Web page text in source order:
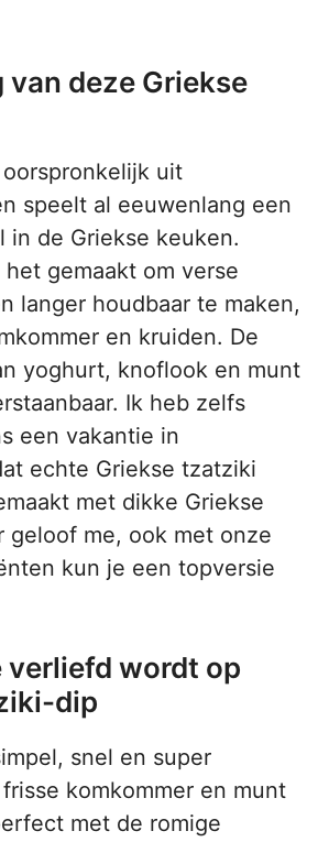
van deze Griekse
uit
speelt al eeuwenlang een
in de Griekse keuken.
gemaakt om verse
langer houdbaar te maken,
en kruiden. De
yoghurt, knoflook en munt
Ik heb zelfs
een vakantie in
echte Griekse tzatziki
met dikke Griekse
geloof me, ook met onze
kun je een topversie
verliefd wordt op
dip
snel en super
komkommer en munt
met de romige